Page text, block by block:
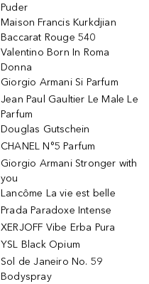
Puder
Maison Francis Kurkdjian
Baccarat Rouge 540
Valentino Born In Roma
Donna
Giorgio Armani Si Parfum
Jean Paul Gaultier Le Male Le
Parfum
Douglas Gutschein
CHANEL N°5 Parfum
Giorgio Armani Stronger with
you
Lancôme La vie est belle
Prada Paradoxe Intense
XERJOFF Vibe Erba Pura
YSL Black Opium
Sol de Janeiro No. 59
Bodyspray